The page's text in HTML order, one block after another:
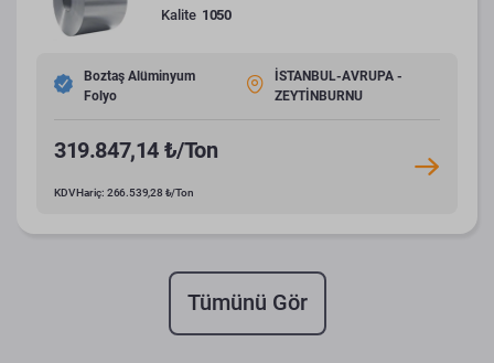
Kalite 1050
Boztaş Alüminyum
Folyo
İSTANBUL-AVRUPA -
ZEYTİNBURNU
319.847,14 ₺/Ton
KDV Hariç: 266.539,28 ₺/Ton
Tümünü Gör